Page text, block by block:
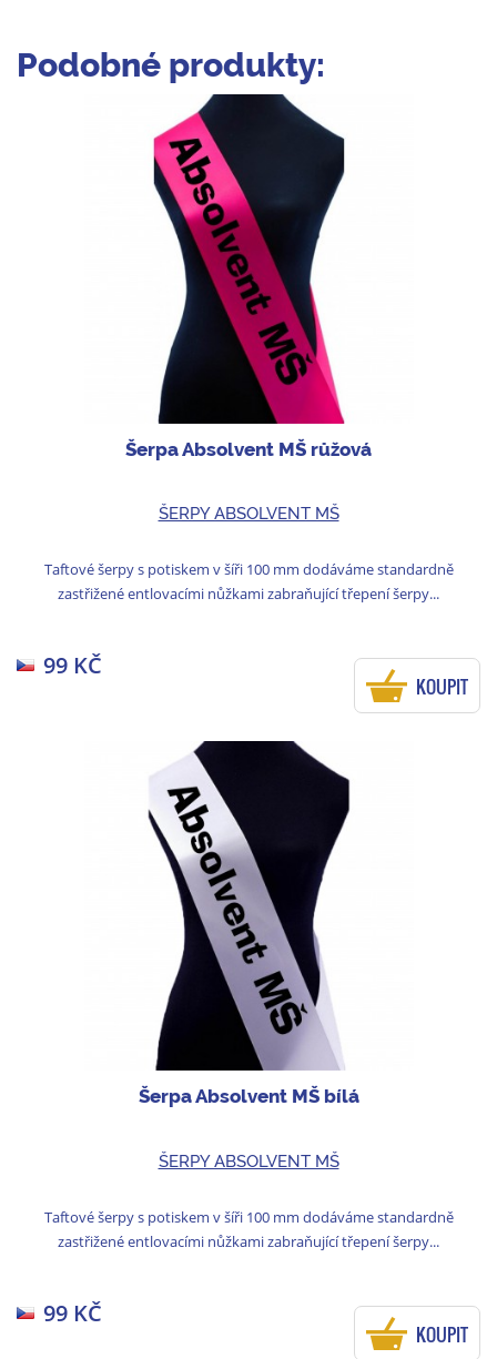
Podobné produkty:
Šerpa Absolvent MŠ růžová
ŠERPY ABSOLVENT MŠ
Taftové šerpy s potiskem v šíři 100 mm dodáváme standardně
zastřižené entlovacími nůžkami zabraňující třepení šerpy...
99 KČ
KOUPIT
Šerpa Absolvent MŠ bílá
ŠERPY ABSOLVENT MŠ
Taftové šerpy s potiskem v šíři 100 mm dodáváme standardně
zastřižené entlovacími nůžkami zabraňující třepení šerpy...
99 KČ
KOUPIT